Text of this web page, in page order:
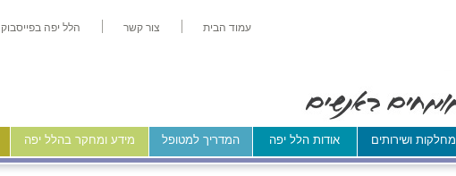
עמוד הבית צור קשר הלל יפה בפייסבוק
מחלקות ושירותים אודות הלל יפה המדריך למטופל מידע ומחקר בהלל יפה